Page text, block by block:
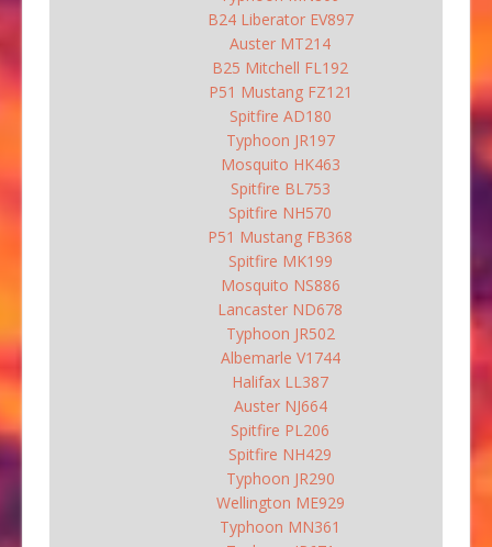
B24 Liberator EV897
Auster MT214
B25 Mitchell FL192
P51 Mustang FZ121
Spitfire AD180
Typhoon JR197
Mosquito HK463
Spitfire BL753
Spitfire NH570
P51 Mustang FB368
Spitfire MK199
Mosquito NS886
Lancaster ND678
Typhoon JR502
Albemarle V1744
Halifax LL387
Auster NJ664
Spitfire PL206
Spitfire NH429
Typhoon JR290
Wellington ME929
Typhoon MN361